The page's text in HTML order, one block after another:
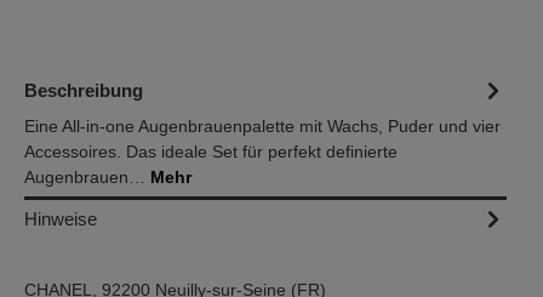
Beschreibung
Eine All-in-one Augenbrauenpalette mit Wachs, Puder und vier
Accessoires. Das ideale Set für perfekt definierte
Augenbrauen… Mehr
Hinweise
CHANEL, 92200 Neuilly-sur-Seine (FR)